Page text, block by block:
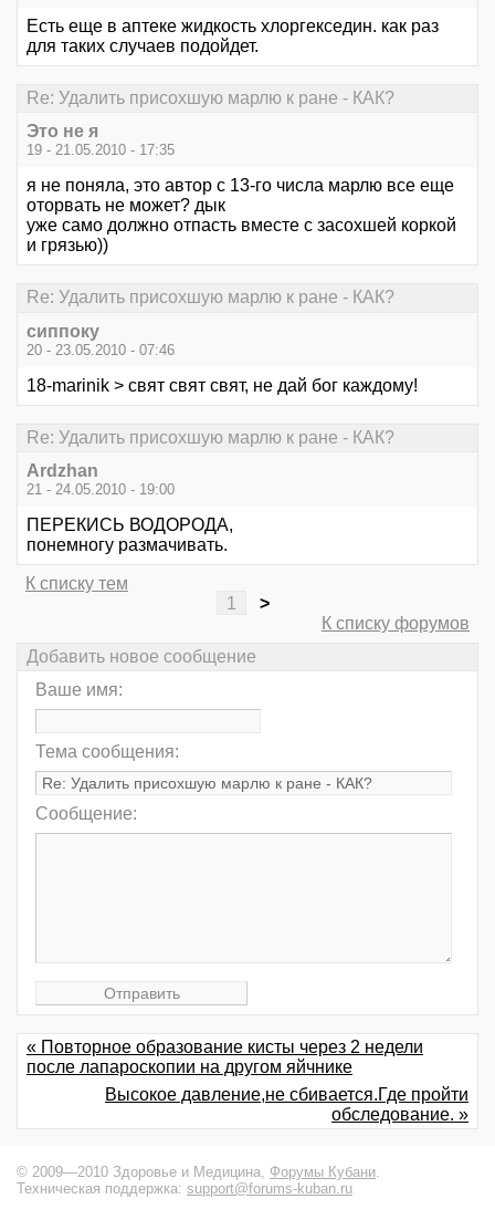
Есть еще в аптеке жидкость хлоргекседин. как раз
для таких случаев подойдет.
Re: Удалить присохшую марлю к ране - КАК?
Это не я
19 - 21.05.2010 - 17:35
я не поняла, это автор с 13-го числа марлю все еще
оторвать не может? дык
уже само должно отпасть вместе с засохшей коркой
и грязью))
Re: Удалить присохшую марлю к ране - КАК?
сиппоку
20 - 23.05.2010 - 07:46
18-marinik > свят свят свят, не дай бог каждому!
Re: Удалить присохшую марлю к ране - КАК?
Ardzhan
21 - 24.05.2010 - 19:00
ПЕРЕКИСЬ ВОДОРОДА,
понемногу размачивать.
К списку тем
1
>
К списку форумов
Добавить новое сообщение
Ваше имя:
Тема сообщения:
Сообщение:
« Повторное образование кисты через 2 недели
после лапароскопии на другом яйчнике
Высокое давление,не сбивается.Где пройти
обследование. »
© 2009—2010 Здоровье и Медицина, Форумы Кубани.
Техническая поддержка: support@forums-kuban.ru